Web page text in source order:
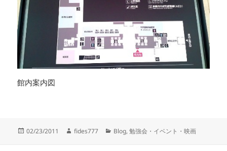
館内案内図
02/23/2011 fides777 Blog,勉強会・イベント・映画